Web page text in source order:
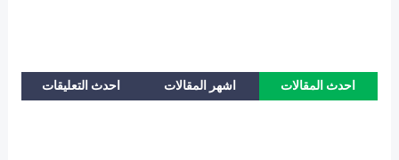
احدث المقالات اشهر المقالات احدث التعليقات